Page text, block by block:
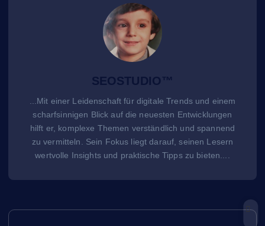
SEOSTUDIO™
...Mit einer Leidenschaft für digitale Trends und einem
scharfsinnigen Blick auf die neuesten Entwicklungen
hilft er, komplexe Themen verständlich und spannend
zu vermitteln. Sein Fokus liegt darauf, seinen Lesern
wertvolle Insights und praktische Tipps zu bieten....